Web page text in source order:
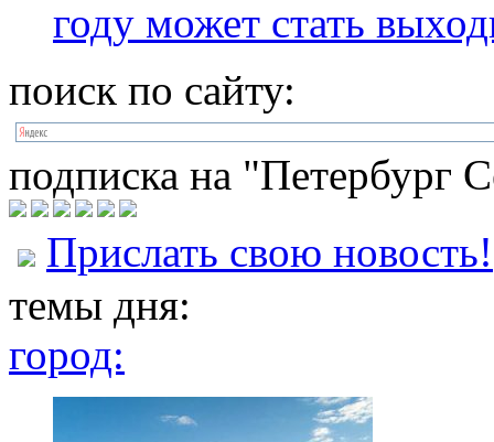
году может стать
поиск по сайту:
подписка на "Петербург
Прислать свою новость!
темы дня:
город: